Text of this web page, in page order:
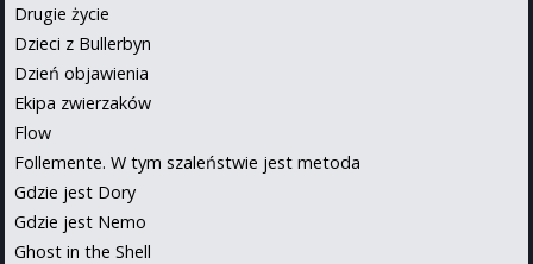
Drugie życie
Dzieci z Bullerbyn
Dzień objawienia
Ekipa zwierzaków
Flow
Follemente. W tym szaleństwie jest metoda
Gdzie jest Dory
Gdzie jest Nemo
Ghost in the Shell